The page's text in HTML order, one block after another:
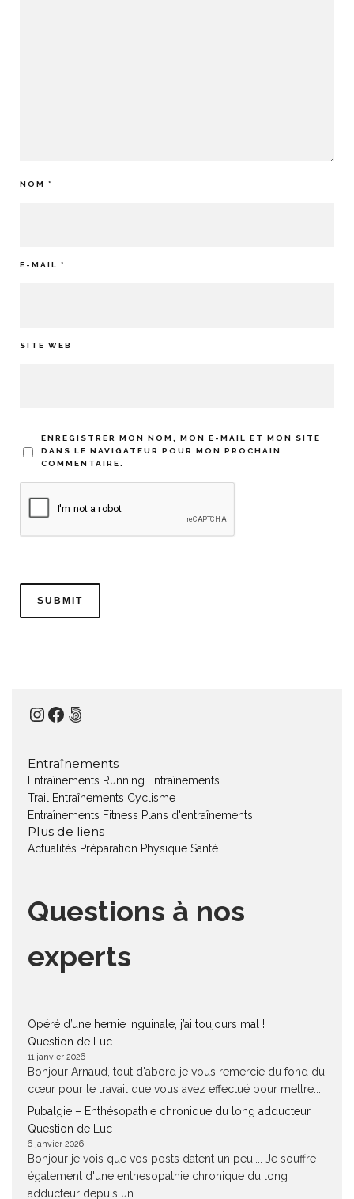
NOM *
E-MAIL *
SITE WEB
ENREGISTRER MON NOM, MON E-MAIL ET MON SITE
DANS LE NAVIGATEUR POUR MON PROCHAIN
COMMENTAIRE.
Instagram
Facebook
500px
Entraînements
Entraînements Running Entraînements
Trail
Entraînements Cyclisme
Entraînements Fitness Plans d'entraînements
Plus de liens
Actualités Préparation Physique Santé
Questions à nos
experts
Opéré d’une hernie inguinale, j’ai toujours mal !
Question de Luc
11 janvier 2026
Bonjour Arnaud, tout d'abord je vous remercie du fond du
cœur pour le travail que vous avez effectué pour mettre...
Pubalgie – Enthésopathie chronique du long adducteur
Question de Luc
6 janvier 2026
Bonjour je vois que vos posts datent un peu.... Je souffre
également d'une enthesopathie chronique du long
adducteur depuis un...